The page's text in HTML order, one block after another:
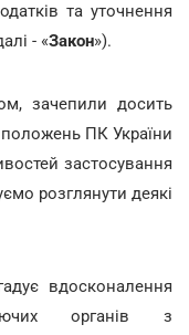
та уточнення
- «Закон»).
зачепили досить
ПК України
застосування
розглянути деякі
вдосконалення
органів з